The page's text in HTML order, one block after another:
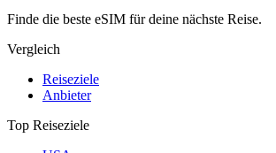
Finde die beste eSIM für deine nächste Reise.
Vergleich
Reiseziele
Anbieter
Top Reiseziele